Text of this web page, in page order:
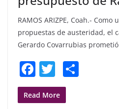
RAMOS ARIZPE, Coah.- Como
propuestas de austeridad, el
Gerardo Covarrubias
F
a
c
T
w
itt
Read More